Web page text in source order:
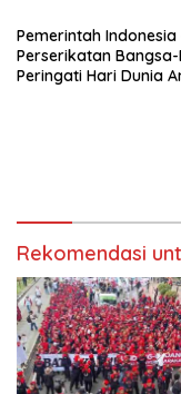
Pemerintah
Perserikatan
Peringati Hari Dunia
Rekomendasi